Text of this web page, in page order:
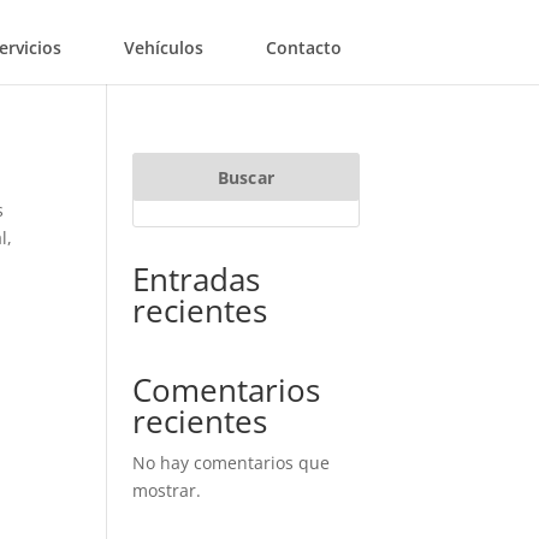
Vehículos Contacto
Buscar
Entradas
recientes
Comentarios
recientes
No hay comentarios que
mostrar.